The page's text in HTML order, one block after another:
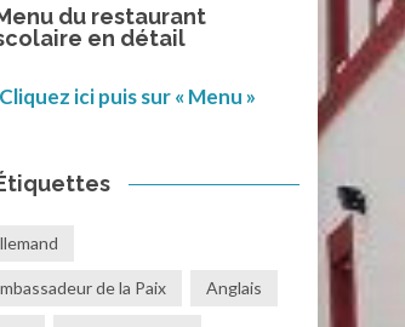
du restaurant
en détail
ici puis sur « Menu »
de la Paix Anglais